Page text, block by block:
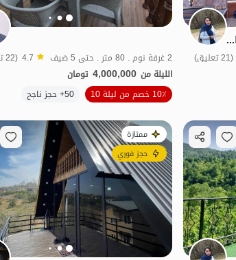
الموقع على الخريطة
استئجار كوخ سويسري في بابلكنار - الاستلقاء
(21 تعليق)
طعام جيد
2 غرفة نوم . 80 متر . حتى 5 ضيف 4.7 (22 تعليق)
الليلة من 4,000,000 تومان
10٪ خصم من ليلة 10
50+ حجز ناجح
ممتازة
حجز فوري